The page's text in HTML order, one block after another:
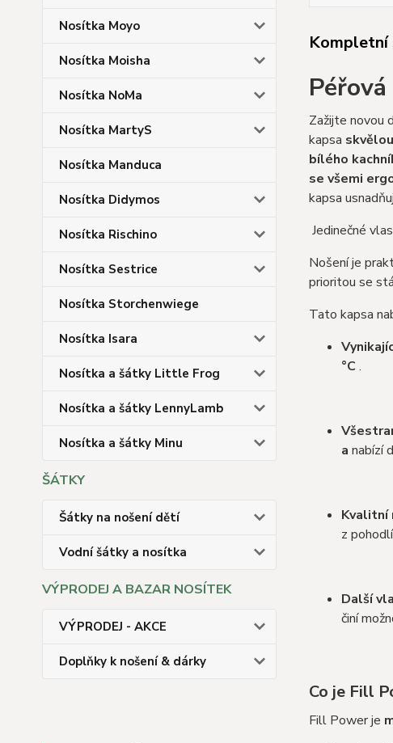
Nosítka Moyo
Nosítka Moisha
Nosítka NoMa
Nosítka MartyS
Nosítka Manduca
Nosítka Didymos
Nosítka Rischino
Nosítka Sestrice
Nosítka Storchenwiege
Nosítka Isara
Nosítka a šátky Little Frog
Nosítka a šátky LennyLamb
Nosítka a šátky Minu
ŠÁTKY
Šátky na nošení dětí
Vodní šátky a nosítka
VÝPRODEJ A BAZAR NOSÍTEK
VÝPRODEJ - AKCE
Doplňky k nošení & dárky
Kompletní
Zažijte novou
kapsa
bílého
se všemi
kapsa
Jedinečné
Nošení je
prioritou se
Tato kapsa
°C .
a nabízí
Kvalitní
z
Další
činí
Co je Fill
Fill Power je